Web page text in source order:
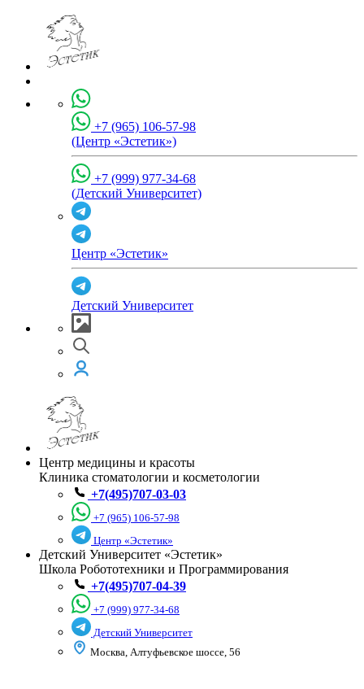
+7 (965) 106-57-98
(Центр «Эстетик»)
+7 (999) 977-34-68
(Детский Университет)
Центр «Эстетик»
Детский Университет
Центр медицины и красоты
Клиника стоматологии и косметологии
+7(495)707-03-03
+7 (965) 106-57-98
Центр «Эстетик»
Детский Университет «Эстетик»
Школа Робототехники и Программирования
+7(495)707-04-39
+7 (999) 977-34-68
Детский Университет
Москва, Алтуфьевское шоссе, 56